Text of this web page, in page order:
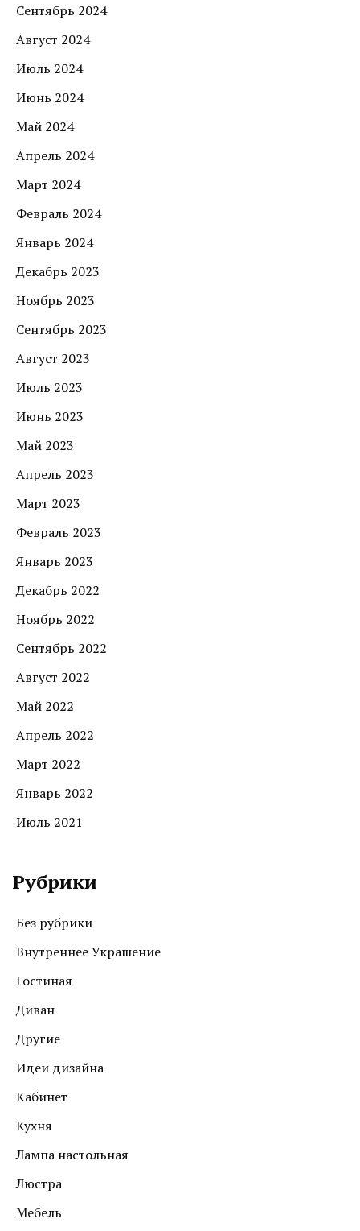
Сентябрь 2024
Август 2024
Июль 2024
Июнь 2024
Май 2024
Апрель 2024
Март 2024
Февраль 2024
Январь 2024
Декабрь 2023
Ноябрь 2023
Сентябрь 2023
Август 2023
Июль 2023
Июнь 2023
Май 2023
Апрель 2023
Март 2023
Февраль 2023
Январь 2023
Декабрь 2022
Ноябрь 2022
Сентябрь 2022
Август 2022
Май 2022
Апрель 2022
Март 2022
Январь 2022
Июль 2021
Рубрики
Без рубрики
Внутреннее Украшение
Гостиная
Диван
Другие
Идеи дизайна
Кабинет
Кухня
Лампа настольная
Люстра
Мебель